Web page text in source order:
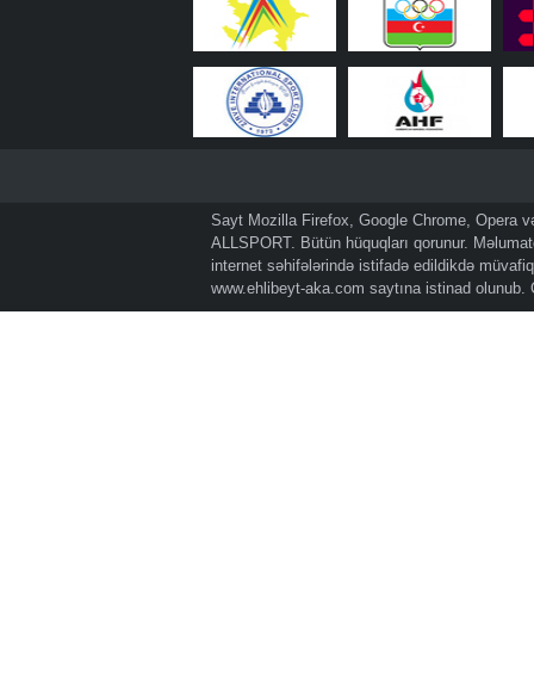
Sayt Mozilla Firefox, Google Chrome, Opera
ALLSPORT. Bütün hüquqları qorunur.
internet səhifələrində istifadə edildikdə
www.ehlibeyt-aka.com saytına istinad olunub.